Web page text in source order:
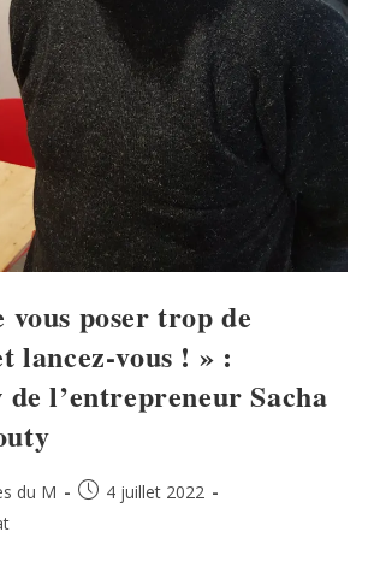
vous poser trop de
lancez-vous ! » :
l’entrepreneur Sacha
du M
4 juillet 2022